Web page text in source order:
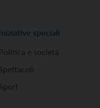
Iniziative speciali
Politica e società